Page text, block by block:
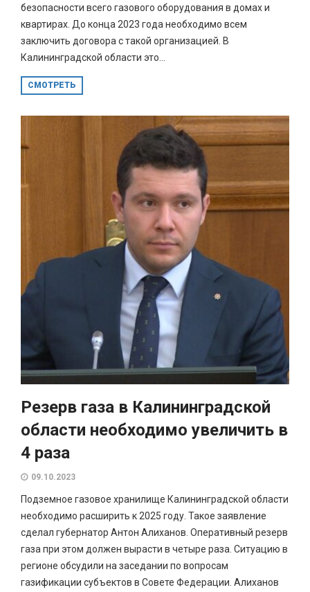
безопасности всего газового оборудования в домах и
квартирах. До конца 2023 года необходимо всем
заключить договора с такой организацией. В
Калининградской области это...
СМОТРЕТЬ
Резерв газа в Калининградской
области необходимо увеличить в
4 раза
09.10.2023
Подземное газовое хранилище Калининградской области
необходимо расширить к 2025 году. Такое заявление
сделал губернатор Антон Алиханов. Оперативный резерв
газа при этом должен вырасти в четыре раза. Ситуацию в
регионе обсудили на заседании по вопросам
газификации субъектов в Совете Федерации. Алиханов